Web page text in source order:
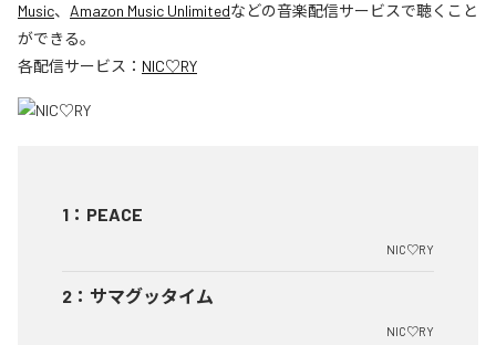
Music、 Amazon Music Unlimitedなどの音楽配信サービスで聴くこと
ができる。
各配信サービス： NIC♡RY
1 ： PEACE
NIC♡RY
2 ： サマグッタイム
NIC♡RY